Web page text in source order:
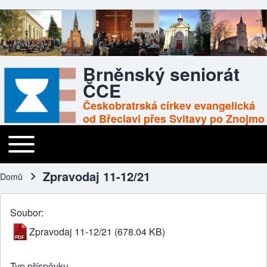
Brněnský seniorát
ČCE
Českobratrská církev evangelická
od Břeclavi přes Svitavy po Znojmo
Main navigation
Toggle main menu
Drobečková navigace
Domů Zpravodaj 11-12/21
Soubor
Zpravodaj 11-12/21 (678.04 KB)